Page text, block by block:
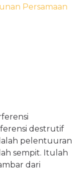
Persamaan
destrutif
pelentuuran
sempit. Itulah
dari